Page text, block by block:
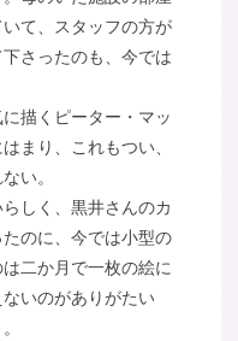
て、スタッフの方が
さったのも、今では
描くピーター・マッ
まり、これもつい、
い。
しく、黒井さんのカ
のに、今では小型の
二か月で一枚の絵に
いのがありがたい